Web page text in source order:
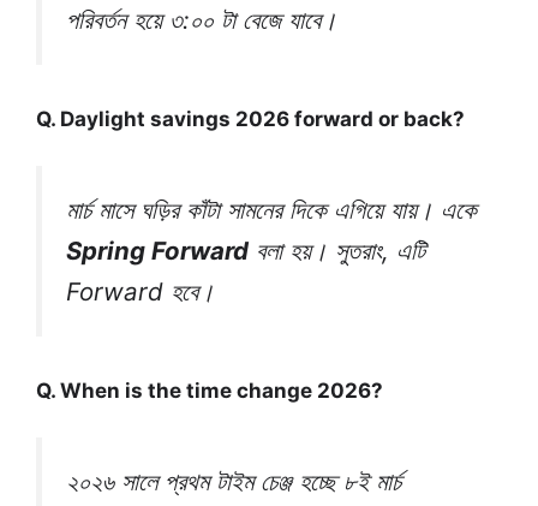
পরিবর্তন হয়ে ৩:০০ টা বেজে যাবে।
Q. Daylight savings 2026 forward or back?
মার্চ মাসে ঘড়ির কাঁটা সামনের দিকে এগিয়ে যায়। একে
Spring Forwardবলা হয়। সুতরাং, এটি
Forward হবে।
Q. When is the time change 2026?
২০২৬ সালে প্রথম টাইম চেঞ্জ হচ্ছে ৮ই মার্চ